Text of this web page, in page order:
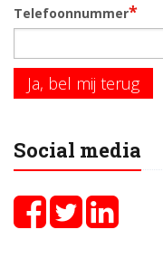
Telefoonnummer*
Ja, bel mij terug
Social media